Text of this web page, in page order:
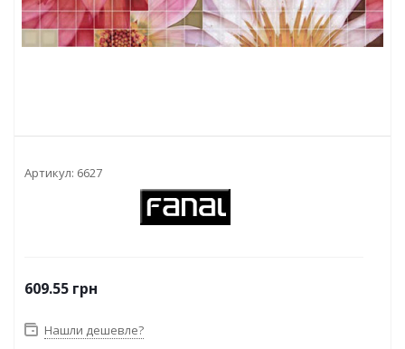
Артикул: 6627
609.55 грн
Нашли дешевле?